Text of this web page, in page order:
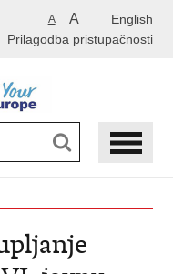
English
A A
Prilagodba pristupačnosti